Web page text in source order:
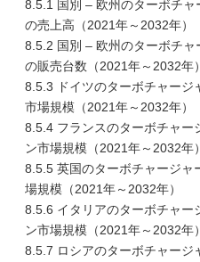
8.5.1 国別 – 欧州のターボチ
の売上高（2021年～2032年）
8.5.2 国別 – 欧州のターボチ
の販売台数（2021年～2032年）
8.5.3 ドイツのターボチャージ
市場規模（2021年～2032年）
8.5.4 フランスのターボチャー
ン市場規模（2021年～2032年）
8.5.5 英国のターボチャージャ
場規模（2021年～2032年）
8.5.6 イタリアのターボチャー
ン市場規模（2021年～2032年）
8.5.7 ロシアのターボチャージ